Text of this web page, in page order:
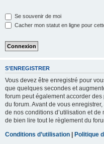
Se souvenir de moi
Cacher mon statut en ligne pour
S’ENREGISTRER
Vous devez être enregistré pour
que quelques secondes et
forum peut également accorder
du forum. Avant de vous
de nos conditions d’utilisation et
de bien lire tout le règlement du
Conditions d’utilisation | Politique